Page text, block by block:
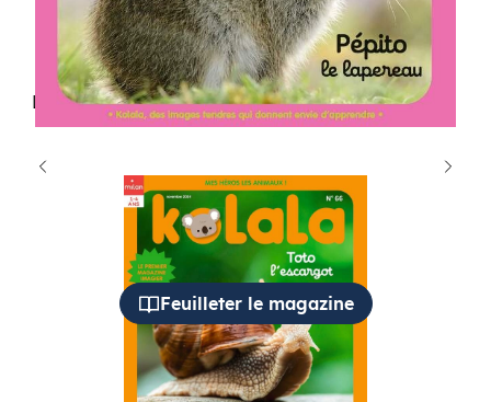
L'imagier et la devinette
Feuilleter le magazine